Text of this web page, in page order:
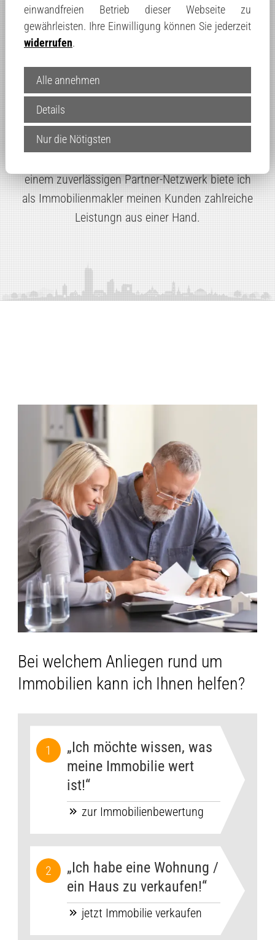
Meine Leistungen für ihre
Immobilienvermittlung
Hubert Hammerl Immobilien ist gemeinsam mit
erfahrenen Partnern in Thüringen für die
Vermittlung von Immobilien
Zahlreiche zufriedene Kunden vertrauen seit
Jahren auf unsere Kompetenz und
einem zuverlässigen Partner-Netzwerk biete ich
als Immobilienmakler meinen Kunden zahlreiche
Leistungn aus einer Hand.
Bei welchem Anliegen rund um
Immobilien kann ich Ihnen helfen?
„Ich möchte wissen, was
meine Immobilie wert
ist!“
zur Immobilienbewertung
„Ich habe eine Wohnung /
ein Haus zu verkaufen!“
jetzt Immobilie verkaufen
einwandfreien Betrieb dieser Webseite zu
gewährleisten. Ihre Einwilligung können Sie jederzeit
widerrufen.
Alle annehmen
Details
Nur die Nötigsten